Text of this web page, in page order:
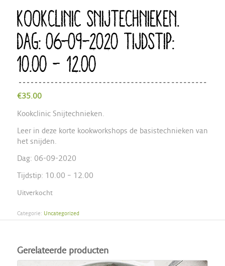
KOOKCLINIC SNIJTECHNIEKEN.
DAG: 06-09-2020 TIJDSTIP:
10.00 – 12.00
€35.00
Kookclinic Snijtechnieken.
Leer in deze korte kookworkshops de basistechnieken van
het snijden.
Dag: 06-09-2020
Tijdstip: 10.00 – 12.00
Uitverkocht
Categorie: Uncategorized
Gerelateerde producten